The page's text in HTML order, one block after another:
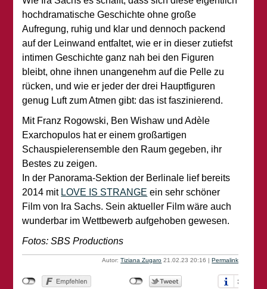
hochdramatische Geschichte ohne große
Aufregung, ruhig und klar und dennoch packend
auf der Leinwand entfaltet, wie er in dieser zutiefst
intimen Geschichte ganz nah bei den Figuren
bleibt, ohne ihnen unangenehm auf die Pelle zu
rücken, und wie er jeder der drei Hauptfiguren
genug Luft zum Atmen gibt: das ist faszinierend.
Mit Franz Rogowski, Ben Wishaw und Adèle
Exarchopulos hat er einem großartigen
Schauspielerensemble den Raum gegeben, ihr
Bestes zu zeigen.
In der Panorama-Sektion der Berlinale lief bereits
2014 mit LOVE IS STRANGE ein sehr schöner
Film von Ira Sachs. Sein aktueller Film wäre auch
wunderbar im Wettbewerb aufgehoben gewesen.
Fotos: SBS Productions
Autor:Tiziana Zugaro 21.02.23 20:16 |Permalink